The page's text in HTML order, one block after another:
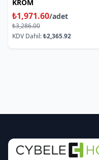
KROM
₺1,971.60/adet
₺3,286.00
KDV Dahil:₺2,365.92